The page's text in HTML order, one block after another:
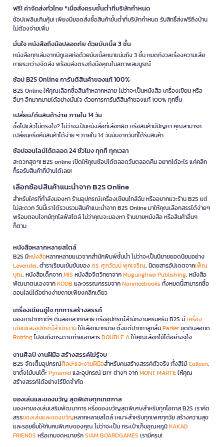
ฟรี! ค่าจัดส่งทั่วไทย *เมื่อสั่งครบขั้นต่ำที่บริษัทกำหนด
ช้อปเพลินเกินคุ้ม! เพียงมียอดสั่งซื้อสินค้าขั้นต่ำที่บริษัทกำหนด รับสิทธิ์ส่งฟรีถึงบ้าน
ไม่ต้องจ่ายเพิ่ม
มั่นใจ หนังสือถึงมือปลอดภัย ด้วยบับเบิ้ล 3 ชั้น
หนังสือทุกเล่มจากบีทูเอสห่อด้วยบับเบิ้ลหนาแน่นถึง 3 ชั้น หมดกังวลเรื่องความเสีย
หายระหว่างจัดส่ง พร้อมส่งตรงถึงมือคุณในสภาพสมบูรณ์
ช้อป B2S Online การันตีสินค้าของแท้ 100%
B2S Online ให้คุณเลือกซื้อสินค้าหลากหลาย ไม่ว่าจะเป็นหนังสือ เครื่องเขียน หรือ
อื่นๆ อีกมากมายได้อย่างมั่นใจ ด้วยการการันตีสินค้าของแท้ 100% ทุกชิ้น
เปลี่ยน/คืนสินค้าง่าย ภายใน 14 วัน
ซื้อไปแล้วไม่ตรงใจ? ไม่ว่าจะเป็นหนังสือที่เลือกผิด หรือสินค้ามีปัญหา คุณสามารถ
เปลี่ยนหรือคืนสินค้าได้ง่าย ๆ ภายใน 14 วันนับจากวันที่ได้รับสินค้า
ช้อปออนไลน์ได้ตลอด 24 ชั่วโมง ทุกที่ ทุกเวลา
สะดวกสุดๆ! B2S online เปิดให้คุณช้อปได้ตลอดวันตลอดคืน อยากได้อะไร แค่คลิก
ก็รอรับสินค้าที่บ้านได้เลย!
เลือกช้อปสินค้าแนะนำจาก B2S Online
สำหรับใครที่กำลังมองหา ร้านอุปกรณ์เครื่องเขียนใกล้ฉัน หรืออยากแวะร้าน B2S แต่
ไม่สะดวก วันนี้เราได้รวบรวมสินค้าแนะนำจาก B2S Online มาให้คุณเลือกสรรได้ง่ายๆ
พร้อมตอบโจทย์ทุกไลฟ์สไตล์ ไม่ว่าคุณจะมองหา ร้านขายหนังสือ หรือสินค้าอื่นๆ
ก็ตาม
หนังสือหลากหลายสไตล์
B2S มีหนังสือหลากหลายแนวจากสำนักพิมพ์ชั้นนำ ไม่ว่าจะเป็นนิยายยอดนิยมอย่าง
Lavender, ตำราเรียนเข้มข้นของดร. ศุภวัฒน์ พุกเจริญ, นิตยสารอัปเดตจากเพ็ญ
บุญ, หนังสือเด็กจากMIS หนังสือจิตวิทยาจากMugunghwa Publishing, หนังสือ
พัฒนาตนเองจากKOOB และวรรณกรรมจากNanmeebooks ทั้งหมดนี้สามารถซื้อ
ออนไลน์ได้อย่างง่ายดายเพียงคลิกเดียว
เครื่องเขียนคู่ใจ ทุกการสร้างสรรค์
มองหาปากกาดีๆ ดินสอหลากหลาย หรืออุปกรณ์สำนักงานครบครัน B2S มีเครื่อง
เขียนและอุปกรณ์สำนักงานให้เลือกมากมาย ตั้งแต่ปากกาลูกลื่นParkerชุดดินสอกด
Rotringไปจนถึงกระดาษถ่ายเอกสารDOUBLE Aให้คุณเลือกใช้ได้อย่างจุใจ
งานศิลป์ งานฝีมือ สร้างสรรค์ไม่รู้จบ
B2S จัดเต็มอุปกรณ์ศิลปะและงานฝีมือสำหรับคนสร้างสรรค์ตัวจริง ทั้งสีไม้Colleen,
ขาตั้งไม้บนโต๊ะPyramidและอุปกรณ์ DIY ต่างๆ จากMONT MARTEให้คุณ
สร้างสรรค์ได้อย่างไร้ขีดจำกัด
ของเล่นและของขวัญ สุดพิเศษทุกเทศกาล
มองหาของเล่นเสริมพัฒนาการ หรือของขวัญสุดพิเศษสำหรับทุกโอกาส B2S เราคัด
สรรของเล่นและของขวัญหลากหลายสไตล์ เหมาะสำหรับทุกเพศทุกวัย สร้างความสุข
และรอยยิ้มให้กับคนพิเศษของคุณ ไม่ว่าจะเป็น กระเป๋าเก็บอุณหภูมิKAKAO
FRIENDS หรือเกมจดหมายรักSIAM BOARDGAMES เรามีครบ!